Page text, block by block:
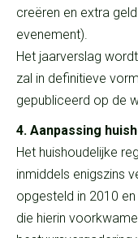
creëren en extra
evenement).
Het jaarverslag
zal in definitieve
gepubliceerd op de
4. Aanpassing
Het huishoudelijke
inmiddels enigszins
opgesteld in 2010
die hierin